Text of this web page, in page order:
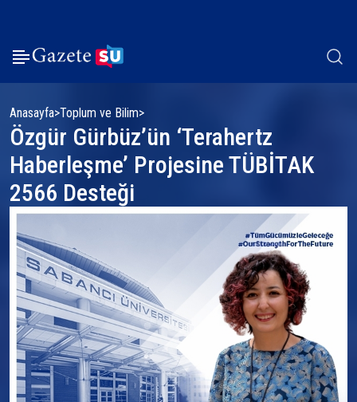
Anasayfa Toplum ve Bilim
Özgür Gürbüz’ün ‘Terahertz
Haberleşme’ Projesine TÜBİTAK
2566 Desteği